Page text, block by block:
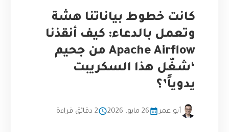
كانت خطوط بياناتنا هشة
وتعمل بالدعاء: كيف أنقذنا
Apache Airflow من جحيم
‘شغّل هذا السكريبت
يدوياً’؟
أبو عمر 26 مايو، 2026 2 دقائق قراءة